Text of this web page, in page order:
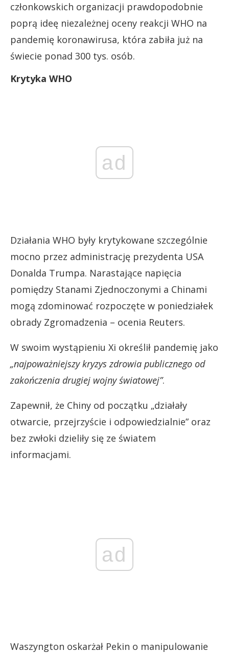
członkowskich organizacji prawdopodobnie
poprą ideę niezależnej oceny reakcji WHO na
pandemię koronawirusa, która zabiła już na
świecie ponad 300 tys. osób.
Krytyka WHO
ad
Działania WHO były krytykowane szczególnie
mocno przez administrację prezydenta USA
Donalda Trumpa. Narastające napięcia
pomiędzy Stanami Zjednoczonymi a Chinami
mogą zdominować rozpoczęte w poniedziałek
obrady Zgromadzenia – ocenia Reuters.
W swoim wystąpieniu Xi określił pandemię jako
„najpoważniejszy kryzys zdrowia publicznego od
zakończenia drugiej wojny światowej”.
Zapewnił, że Chiny od początku „działały
otwarcie, przejrzyście i odpowiedzialnie” oraz
bez zwłoki dzieliły się ze światem
informacjami.
ad
Waszyngton oskarżał Pekin o manipulowanie